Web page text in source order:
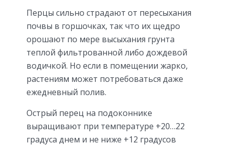
Перцы сильно страдают от пересыхания
почвы в горшочках, так что их щедро
орошают по мере высыхания грунта
теплой фильтрованной либо дождевой
водичкой. Но если в помещении жарко,
растениям может потребоваться даже
ежедневный полив.
Острый перец на подоконнике
выращивают при температуре +20…22
градуса днем и не ниже +12 градусов